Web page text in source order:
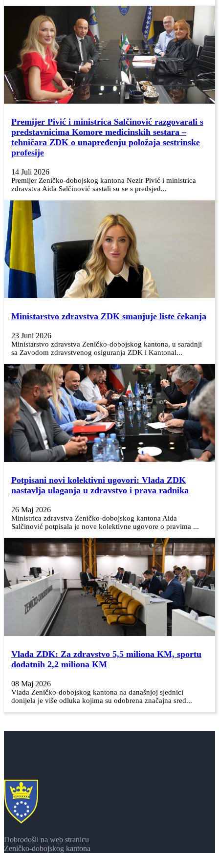
Premijer Pivić i ministrica Salčinović razgovarali s
predstavnicima Komore medicinskih sestara –
tehničara ZDK o unapređenju položaja sestrinske
profesije
14 Juli 2026
Premijer Zeničko-dobojskog kantona Nezir Pivić i ministrica
zdravstva Aida Salčinović sastali su se s predsjed...
Ministarstvo zdravstva ZDK smanjuje liste čekanja
23 Juni 2026
Ministarstvo zdravstva Zeničko-dobojskog kantona, u saradnji
sa Zavodom zdravstvenog osiguranja ZDK i Kantonal...
Potpisani novi kolektivni ugovori: Vlada ZDK
nastavlja ulaganja u zdravstvo i prava radnika
26 Maj 2026
Ministrica zdravstva Zeničko-dobojskog kantona Aida
Salčinović potpisala je nove kolektivne ugovore o pravima ...
Vlada ZDK: Za zdravstvo 5,5 miliona KM, sportu
dodatnih 2,2 miliona KM
08 Maj 2026
Vlada Zeničko-dobojskog kantona na današnjoj sjednici
donijela je više odluka kojima su odobrena značajna sred...
Dobrodošli na web stranicu
Zeničko-dobojskog kantona